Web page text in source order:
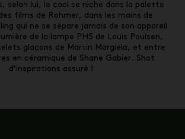
selon lui, le cool se niche dans la palette
films de Rohmer, dans les mains de
qui ne se sépare jamais de son appareil
de la lampe PH5 de Louis Poulsen,
glaçons de Martin Margiela, et entre
en céramique de Shane Gabier. Shot
d’inspirations assuré !